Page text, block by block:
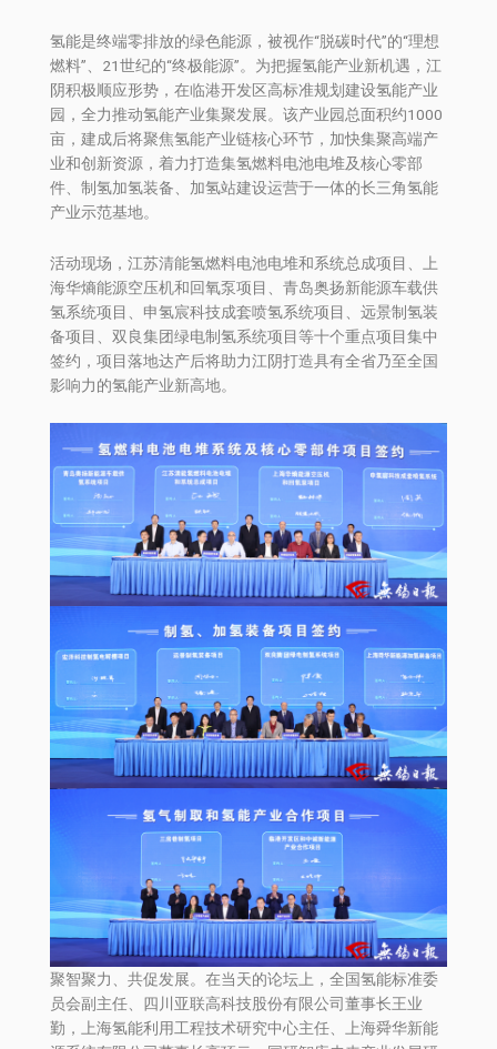
氢能是终端零排放的绿色能源，被视作“脱碳时代”的“理想
燃料”、21世纪的“终极能源”。为把握氢能产业新机遇，江
阴积极顺应形势，在临港开发区高标准规划建设氢能产业
园，全力推动氢能产业集聚发展。该产业园总面积约1000
亩，建成后将聚焦氢能产业链核心环节，加快集聚高端产
业和创新资源，着力打造集氢燃料电池电堆及核心零部
件、制氢加氢装备、加氢站建设运营于一体的长三角氢能
产业示范基地。
活动现场，江苏清能氢燃料电池电堆和系统总成项目、上
海华熵能源空压机和回氧泵项目、青岛奥扬新能源车载供
氢系统项目、申氢宸科技成套喷氢系统项目、远景制氢装
备项目、双良集团绿电制氢系统项目等十个重点项目集中
签约，项目落地达产后将助力江阴打造具有全省乃至全国
影响力的氢能产业新高地。
聚智聚力、共促发展。在当天的论坛上，全国氢能标准委
员会副主任、四川亚联高科技股份有限公司董事长王业
勤，上海氢能利用工程技术研究中心主任、上海舜华新能